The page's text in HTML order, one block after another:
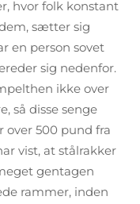
hvor folk konstant
sætter sig
en person sovet
sig nedenfor.
ikke over
så disse senge
over 500 pund fra
vist, at stålrakker
gentagen
rammer, inden